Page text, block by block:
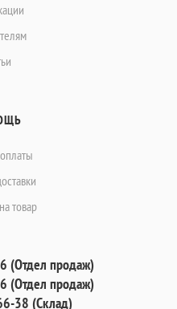
товар
(Отдел продаж)
(Отдел продаж)
38 (Склад)